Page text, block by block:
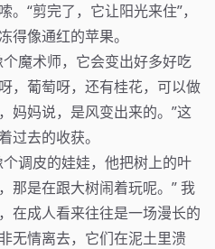
“剪完了，它让阳光来住”，
得像通红的苹果。
魔术师，它会变出好多好吃
，葡萄呀，还有桂花，可以做
妈妈说，是风变出来的。”这
过去的收获。
调皮的娃娃，他把树上的叶
那是在跟大树闹着玩呢。” 我
在成人看来往往是一场漫长的
无情离去，它们在泥土里溃